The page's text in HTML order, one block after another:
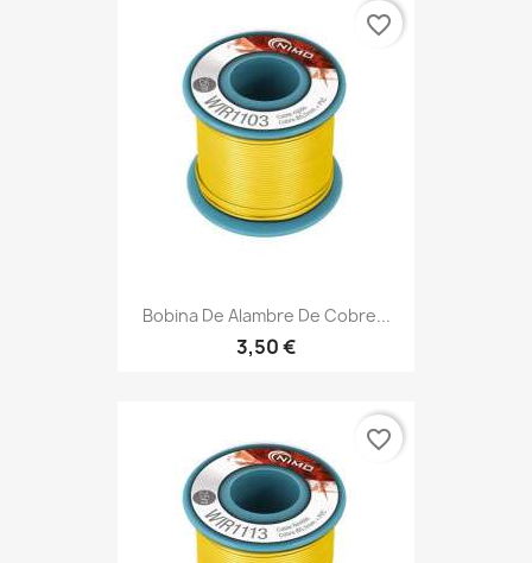
Bobina De Alambre De Cobre...
3,50 €
favorite_border
favorite_border